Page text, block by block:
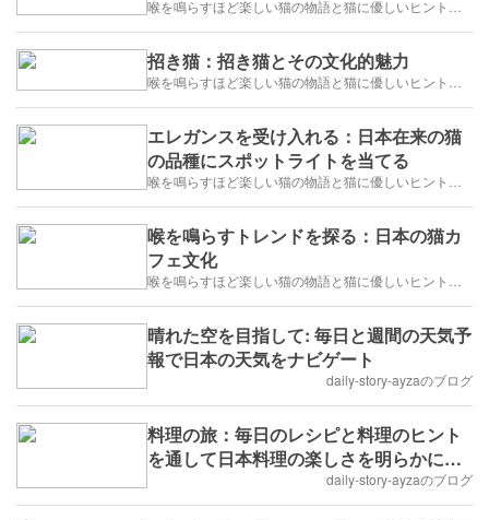
招き猫：招き猫とその文化的魅力
エレガンスを受け入れる：日本在来の猫
の品種にスポットライトを当てる
喉を鳴らすトレンドを探る：日本の猫カ
フェ文化
晴れた空を目指して: 毎日と週間の天気予
報で日本の天気をナビゲート
daily-story-ayzaのブログ
料理の旅：毎日のレシピと料理のヒント
を通して日本料理の楽しさを明らかにす
daily-story-ayzaのブログ